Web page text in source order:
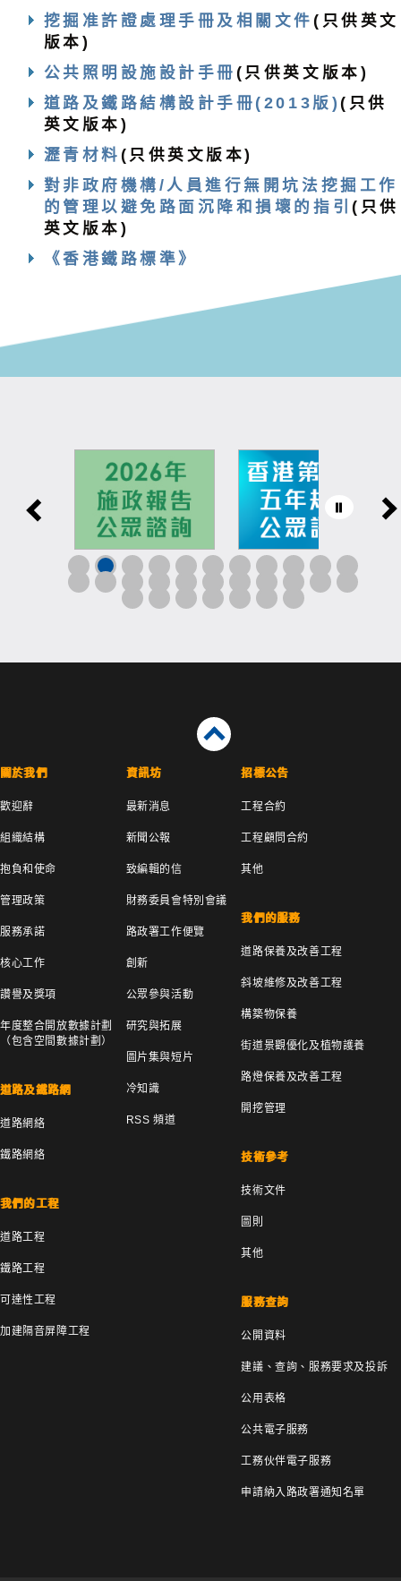
挖掘准許證處理手冊及相關文件 (只供英文
版本)
公共照明設施設計手冊 (只供英文版本)
道路及鐵路結構設計手冊(2013 版) (只供
英文版本)
瀝青材料 (只供英文版本)
對非政府機構/人員進行無開坑法挖掘工作
的管理以避免路面沉降和損壞的指引 (只供
英文版本)
《香港鐵路標準》
關於我們
歡迎辭
組織結構
抱負和使命
管理政策
服務承諾
核心工作
讚譽及獎項
年度整合開放數據計劃
（包含空間數據計劃）
道路及鐵路網
道路網絡
鐵路網絡
我們的工程
道路工程
鐵路工程
可達性工程
加建隔音屏障工程
資訊坊
最新消息
新聞公報
致編輯的信
財務委員會特別會議
路政署工作便覽
創新
公眾參與活動
研究與拓展
圖片集與短片
冷知識
RSS 頻道
招標公告
工程合約
工程顧問合約
其他
我們的服務
道路保養及改善工程
斜坡維修及改善工程
構築物保養
街道景觀優化及植物護養
路燈保養及改善工程
開挖管理
技術參考
技術文件
圖則
其他
服務查詢
公開資料
建議、查詢、服務要求及投訴
公用表格
公共電子服務
工務伙伴電子服務
申請納入路政署通知名單